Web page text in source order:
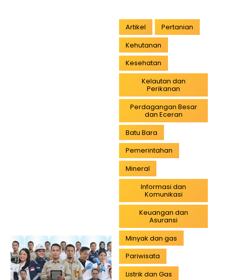
Artikel
Pertanian
Kehutanan
Kesehatan
Kelautan dan
Perikanan
Perdagangan Besar
dan Eceran
Batu Bara
Pemerintahan
Mineral
Informasi dan
Komunikasi
Keuangan dan
Asuransi
Minyak dan gas
Pariwisata
Listrik dan Gas